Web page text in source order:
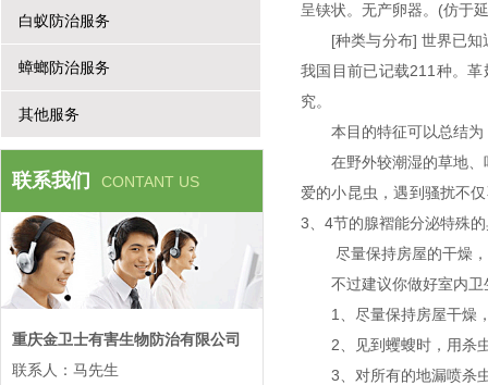
白蚁防治服务
蟑螂防治服务
其他服务
联系我们 CONTANT US
重庆金卫士有害生物防治有限公司
联系人：马先生
呈铗状。无产卵器。(仿
[种类与分布] 世界已
我国目前已记载211种。
究。
本目的特征可以总结
在野外较潮湿的草地
爱的小昆虫，遇到骚扰不
3、4节的腺褶能分泌特
尽量保持房屋的干燥
不过建议你做好室内
1、尽量保持房屋干燥
2、见到蠼螋时，用杀
3、对所有的地漏喷杀